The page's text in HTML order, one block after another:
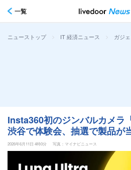
一覧
ニューストップ > IT 経済ニュース > ガジ
Insta360初のジンバルカメ
渋谷で体験会、抽選で製品が
2026年6月11日 4時0分 写真：マイナビニュース